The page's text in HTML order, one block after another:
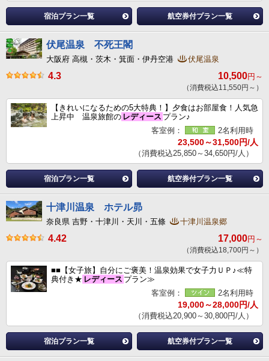
宿泊プラン一覧 航空券付プラン一覧
伏尾温泉 不死王閣
大阪府 高槻・茨木・箕面・伊丹空港 伏尾温泉
4.3 10,500円～
（消費税込11,550円～）
【きれいになるための5大特典！】夕食はお部屋食！人気急
上昇中 温泉旅館の レディース プラン♪
客室例：
2名利用時
23,500～31,500円/人
（消費税込25,850～34,650円/人）
宿泊プラン一覧 航空券付プラン一覧
十津川温泉 ホテル昴
奈良県 吉野・十津川・天川・五條 十津川温泉郷
4.42 17,000円～
（消費税込18,700円～）
■■【女子旅】自分にご褒美！温泉効果で女子力ＵＰ♪≪特
典付き★ レディース プラン≫
客室例：
2名利用時
19,000～28,000円/人
（消費税込20,900～30,800円/人）
宿泊プラン一覧 航空券付プラン一覧